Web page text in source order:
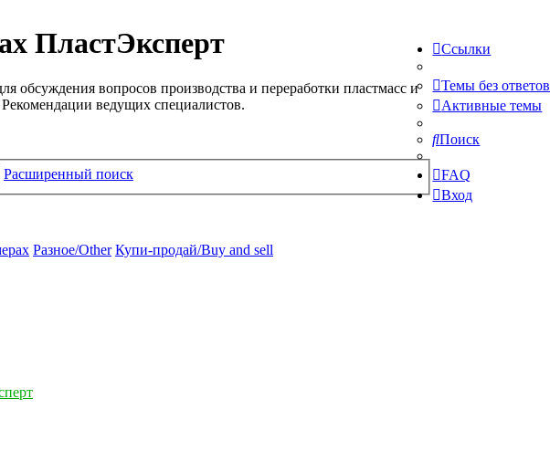
ПластЭксперт
обсуждения вопросов производства и переработки пластмасс и
ведущих специалистов.
Расширенный поиск
Ссылки
Темы без ответов
Активные темы
Поиск
FAQ
Вход
Разное/Other Купи-продай/Buy and sell